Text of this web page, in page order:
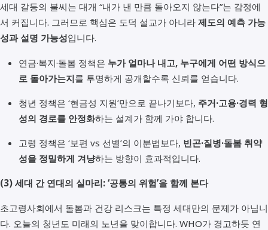
세대 갈등의 불씨는 대개 “내가 낸 만큼 돌아오지 않는다”는 감정에
서 커집니다. 그러므로 핵심은 도덕 설교가 아니라 제도의 예측 가능
성과 설명 가능성입니다.
연금·복지·돌봄 정책은 누가 얼마나 내고, 누구에게 어떤 방식으
로 돌아가는지를 투명하게 공개할수록 신뢰를 얻습니다.
청년 정책은 ‘현금성 지원’만으로 끝나기보다, 주거·고용·경력 형
성의 경로를 안정화하는 설계가 함께 가야 합니다.
고령 정책은 ‘보편 vs 선별’의 이분법보다, 빈곤·질병·돌봄 취약
성을 정밀하게 겨냥하는 방향이 효과적입니다.
(3) 세대 간 연대의 실마리: ‘공통의 위험’을 함께 본다
초고령사회에서 돌봄과 건강 리스크는 특정 세대만의 문제가 아닙니
다. 오늘의 청년도 미래의 노년을 맞이합니다. WHO가 경고하듯 연